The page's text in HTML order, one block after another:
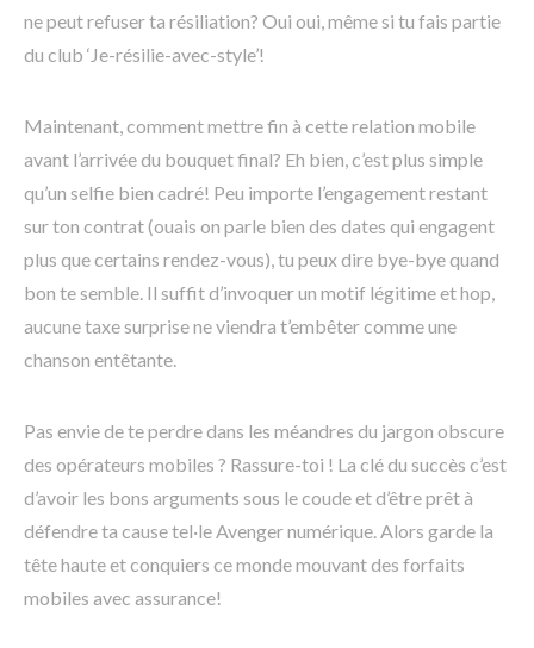
ne peut refuser ta résiliation? Oui oui, même si tu fais partie
du club ‘Je-résilie-avec-style’!
Maintenant, comment mettre fin à cette relation mobile
avant l’arrivée du bouquet final? Eh bien, c’est plus simple
qu’un selfie bien cadré! Peu importe l’engagement restant
sur ton contrat (ouais on parle bien des dates qui engagent
plus que certains rendez-vous), tu peux dire bye-bye quand
bon te semble. Il suffit d’invoquer un motif légitime et hop,
aucune taxe surprise ne viendra t’embêter comme une
chanson entêtante.
Pas envie de te perdre dans les méandres du jargon obscure
des opérateurs mobiles ? Rassure-toi ! La clé du succès c’est
d’avoir les bons arguments sous le coude et d’être prêt à
défendre ta cause tel·le Avenger numérique. Alors garde la
tête haute et conquiers ce monde mouvant des forfaits
mobiles avec assurance!